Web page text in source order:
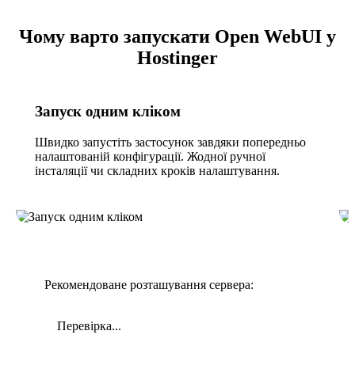
Чому варто запускати Open WebUI у
Hostinger
Запуск одним кліком
Швидко запустіть застосунок завдяки попередньо
налаштованій конфігурації. Жодної ручної
інсталяції чи складних кроків налаштування.
Рекомендоване розташування сервера:
Перевірка...